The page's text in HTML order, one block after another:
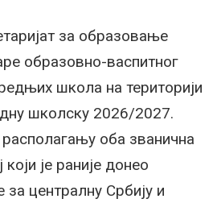
за образовање
образовно-васпитног
школа на територији
школску 2026/2027.
оба званична
је раније донео
за централну Србију и